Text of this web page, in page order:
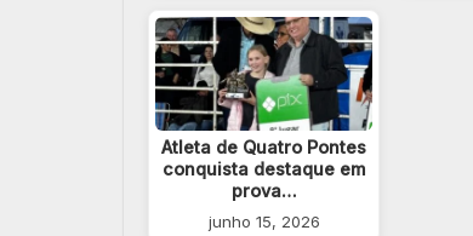
Atleta de Quatro Pontes
conquista destaque em
prova…
junho 15, 2026